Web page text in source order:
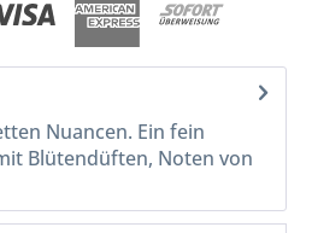
Nuancen. Ein fein
Blütendüften, Noten von